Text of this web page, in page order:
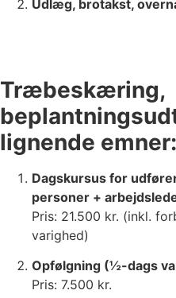
Udlæg, brotakst,
Træbeskæring,
lignende emner:
Dagskursus for
personer +
Pris: 21.500 kr. (inkl.
varighed)
Opfølgning (½-dags
Pris: 7.500 kr.